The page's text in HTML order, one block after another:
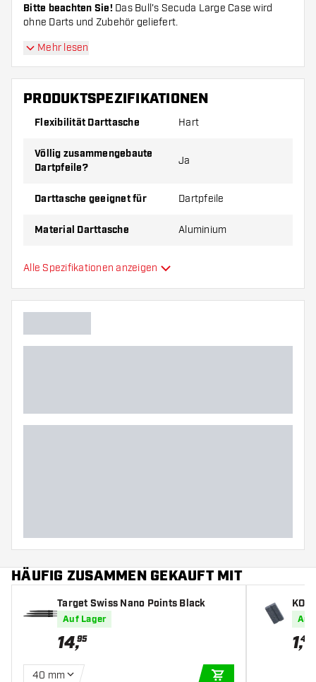
Bitte beachten Sie! Das Bull's Secuda Large Case wird
ohne Darts und Zubehör geliefert.
Mehr lesen
PRODUKTSPEZIFIKATIONEN
Flexibilität Darttasche Hart
Völlig zusammengebaute
Dartpfeile?
Ja
Darttasche geeignet für Dartpfeile
Material Darttasche Aluminium
Kapazität Darttasche
Zusätzliche Farben
Alle Spezifikationen anzeigen
HÄUFIG ZUSAMMEN GEKAUFT MIT
Target Swiss Nano Points Black
Auf Lager
14,95
40 mm
Auf
1,45